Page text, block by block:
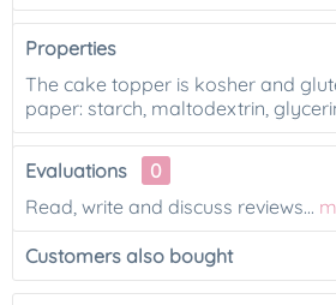
Properties
The cake topper is kosher and
paper: starch, maltodextrin,
Evaluations
0
Read, write and discuss reviews...
Customers also bought